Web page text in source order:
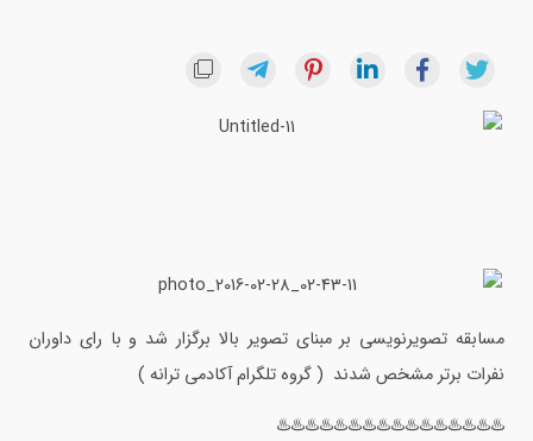
مسابقه تصویرنویسی بر مبنای تصویر بالا برگزار شد و با رای داوران
نفرات برتر مشخص شدند ( گروه تلگرام آکادمی ترانه )
♨️♨️♨️♨️♨️♨️♨️♨️♨️♨️♨️♨️♨️♨️♨️♨️